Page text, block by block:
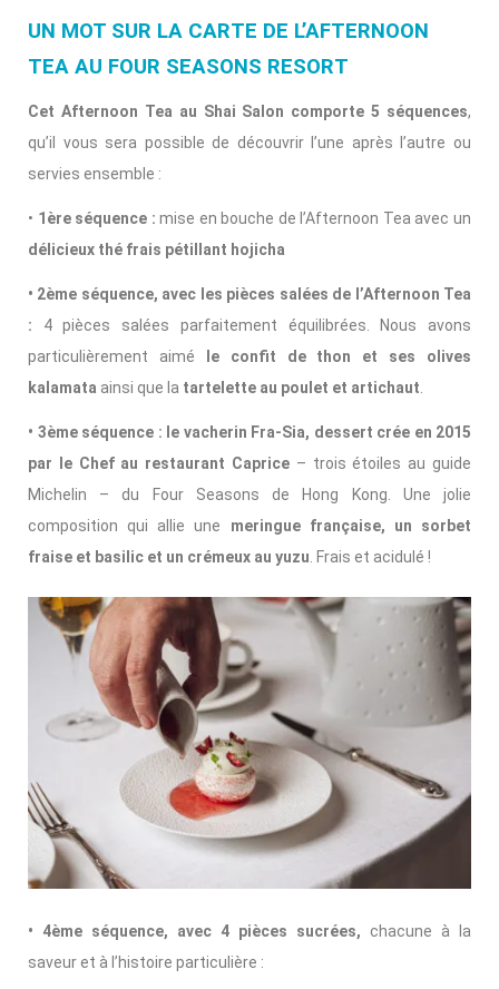
UN MOT SUR LA CARTE DE L’AFTERNOON
TEA AU FOUR SEASONS RESORT
Cet Afternoon Tea au Shai Salon comporte 5 séquences,
qu’il vous sera possible de découvrir l’une après l’autre ou
servies ensemble :
• 1ère séquence : mise en bouche de l’Afternoon Tea avec un
délicieux thé frais pétillant hojicha
• 2ème séquence, avec les pièces salées de l’Afternoon Tea
: 4 pièces salées parfaitement équilibrées. Nous avons
particulièrement aimé le confit de thon et ses olives
kalamata ainsi que la tartelette au poulet et artichaut
• 3ème séquence : le vacherin Fra-Sia, dessert crée en 2015
par le Chef au restaurant Caprice – trois étoiles au guide
Michelin – du Four Seasons de Hong Kong. Une jolie
composition qui allie une meringue française, un sorbet
fraise et basilic et un crémeux au yuzu . Frais et acidulé !
• 4ème séquence, avec 4 pièces sucrées, chacune à la
saveur et à l’histoire particulière :